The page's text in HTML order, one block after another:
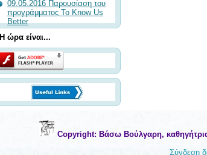
09.05.2016 Παρουσίαση του
προγράμματος To Know Us
Better
Η ώρα είναι...
Copyright: Βάσω Βούλγαρη,
Σύνδεση